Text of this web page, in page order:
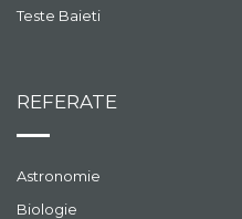
Teste Baieti
REFERATE
Astronomie
Biologie